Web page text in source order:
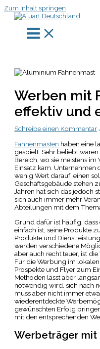
Zum Inhalt springen
Werben mit
effektiv und
Schreibe einen Kommentar
Fahnenmasten haben eine
gespielt. Sehr beliebt
Bereich, wo sie meistens
Einsatz kam.
wenig Wert darauf, einen
Geschäftsgebäude stehen
Jahren hat sich das jedoch
sich auch immer mehr
Abteilungen mit dem
Grund dafür ist häufig,
einfach ist, seine Produkte
Produkte und
werden verschiedene
aber auch recht teuer, ist
Für die Werbung im
Prospekte und Flyer zum
Methoden lässt aber
notwendig wird, sich nach
muss aber nicht immer
wiederentdeckte
gewünschten Erfolg
mit den entsprechenden
Werbeträger mit